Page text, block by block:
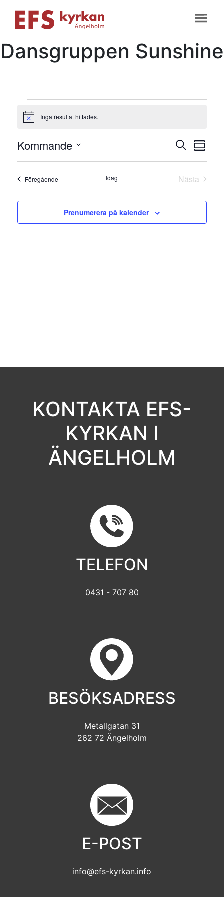
Dansgruppen Sunshine
Evenemang
Notis Inga resultat hittades.
and
Views
Sök
Kommande
FöregåendeEvenemang Idag
Nästa
Prenumerera på kalender
KONTAKTA EFS-
KYRKAN I
ÄNGELHOLM
TELEFON
0431 - 707 80
BESÖKSADRESS
Metallgatan 31
262 72 Ängelholm
E-POST
info@efs-kyrkan.info